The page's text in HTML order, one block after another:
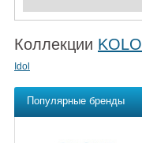
Коллекции KOLO
Idol
Популярные бренды